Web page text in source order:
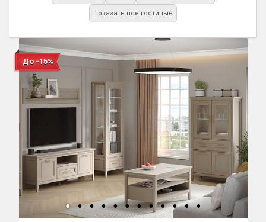
Показать все гостиные
До -15%